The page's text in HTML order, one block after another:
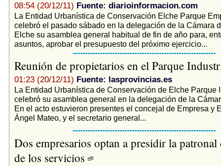
08:54 (20/12/11) Fuente: diarioinformacion.com
La Entidad Urbanística de Conservación Elche Parque
celebró el pasado sábado en la delegación de la Cámara
Elche su asamblea general habitual de fin de año para,
asuntos, aprobar el presupuesto del próximo ejercicio...
Reunión de propietarios en el Parque
01:23 (20/12/11) Fuente: lasprovincias.es
La Entidad Urbanística de Conservación de Elche Parque
celebró su asamblea general en la delegación de la
En el acto estuvieron presentes el concejal de Empresa y
Ángel Mateo, y el secretario general...
Dos empresarios optan a presidir la patronal
de los servicios